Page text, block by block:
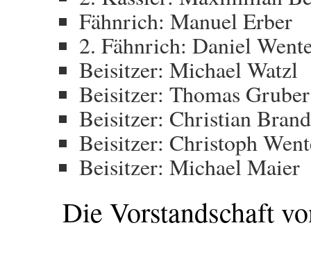
Fähnrich: Manuel Erber
2. Fähnrich: Daniel
Beisitzer: Michael Watzl
Beisitzer: Thomas Gruber
Beisitzer: Christian
Beisitzer: Christoph
Beisitzer: Michael Maier
Die Vorstandschaft